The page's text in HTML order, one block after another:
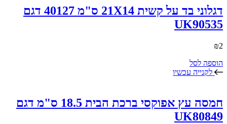
דגלוני בד על קשית 21X14 ס"מ 40127 דגם
UK90535
₪2
הוספה לסל
לקנייה עכשיו
חמסה עץ אפוקסי ברכת הבית 18.5 ס"מ דגם
UK80849